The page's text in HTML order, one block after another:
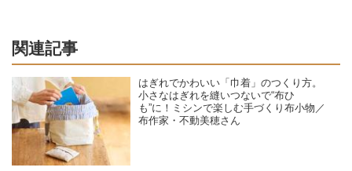
関連記事
はぎれでかわいい「巾着」のつくり方。
小さなはぎれを縫いつないで“布ひ
も”に！ミシンで楽しむ手づくり布小物／
布作家・不動美穂さん